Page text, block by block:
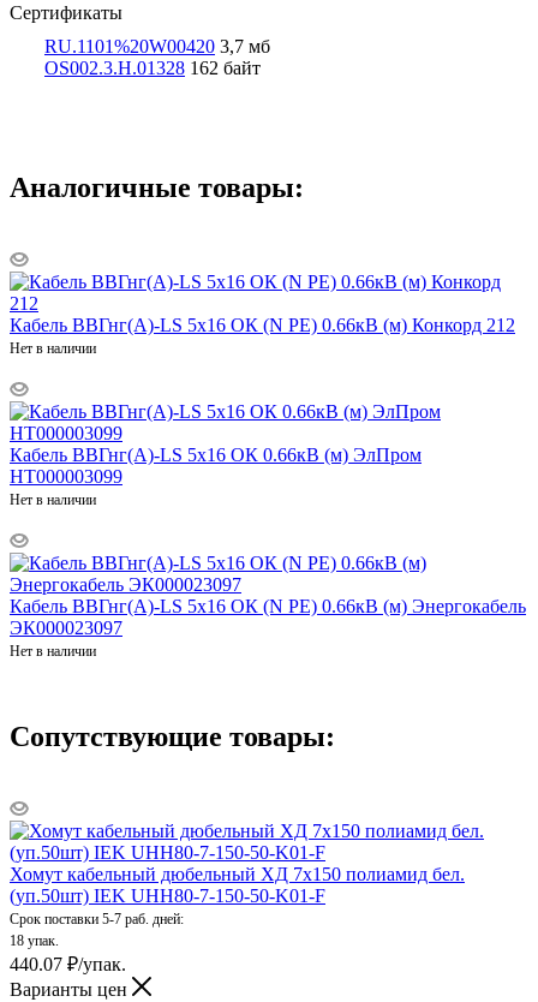
Сертификаты
RU.1101%20W00420 3,7 мб
OS002.3.Н.01328 162 байт
Аналогичные товары:
Кабель ВВГнг(А)-LS 5х16 ОК (N PE) 0.66кВ (м) Конкорд 212
Нет в наличии
Кабель ВВГнг(А)-LS 5х16 ОК 0.66кВ (м) ЭлПром
НТ000003099
Нет в наличии
Кабель ВВГнг(А)-LS 5х16 ОК (N PE) 0.66кВ (м) Энергокабель
ЭК000023097
Нет в наличии
Сопутствующие товары:
Хомут кабельный дюбельный ХД 7х150 полиамид бел.
(уп.50шт) IEK UHH80-7-150-50-K01-F
Срок поставки 5-7 раб. дней:
18 упак.
440.07 ₽/упак.
Варианты цен